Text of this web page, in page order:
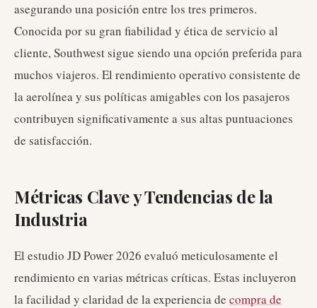
asegurando una posición entre los tres primeros.
Conocida por su gran fiabilidad y ética de servicio al
cliente, Southwest sigue siendo una opción preferida para
muchos viajeros. El rendimiento operativo consistente de
la aerolínea y sus políticas amigables con los pasajeros
contribuyen significativamente a sus altas puntuaciones
de satisfacción.
Métricas Clave y Tendencias de la
Industria
El estudio JD Power 2026 evaluó meticulosamente el
rendimiento en varias métricas críticas. Estas incluyeron
la facilidad y claridad de la experiencia de compra de